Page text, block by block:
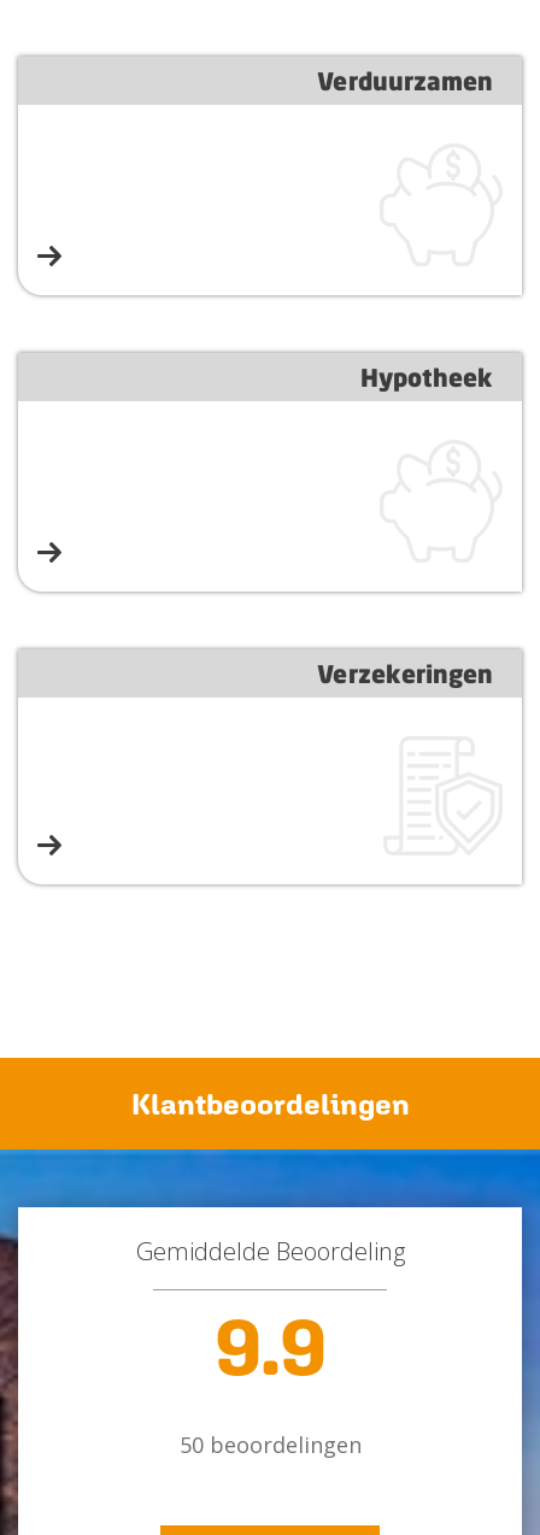
Verduurzamen
Hypotheek
Verzekeringen
Klantbeoordelingen
Gemiddelde Beoordeling
9.9
50 beoordelingen